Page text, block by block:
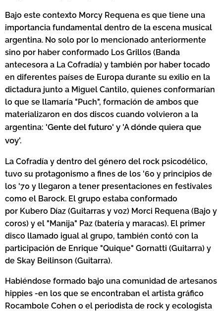
Bajo este contexto Morcy Requena es que tiene una
importancia fundamental dentro de la escena musical
argentina. No solo por lo mencionado anteriormente
sino por haber conformado Los Grillos (Banda
antecesora a La Cofradía) y también por haber tocado
en diferentes países de Europa durante su exilio en la
dictadura junto a Miguel Cantilo, quienes conformarían
lo que se llamaría "Puch", formación de ambos que
materializaron en dos discos cuando volvieron a la
argentina: 'Gente del futuro' y 'A dónde quiera que
voy'.
La Cofradía y dentro del género del rock psicodélico,
tuvo su protagonismo a fines de los '60 y principios de
los '70 y llegaron a tener presentaciones en festivales
como el Barock. El grupo estaba conformado
por Kubero Díaz (Guitarras y voz) Morci Requena (Bajo y
coros) y el "Manija" Paz (batería y maracas). El primer
disco llamado igual al grupo, también contó con la
participación de Enrique "Quique" Gornatti (Guitarra) y
de Skay Beilinson (Guitarra).
Habiéndose formado bajo una comunidad de artesanos
hippies -en los que se encontraban el artista gráfico
Rocambole Cohen o el periodista de rock y ecologista